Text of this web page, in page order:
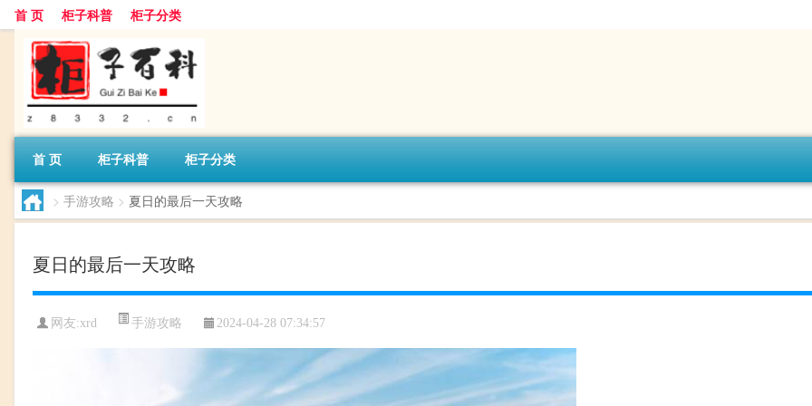
首 页 柜子科普 柜子分类
首 页 柜子科普 柜子分类
> 手游攻略 > 夏日的最后一天攻略
夏日的最后一天攻略
网友:xrd 手游攻略 2024-04-28 07:34:57